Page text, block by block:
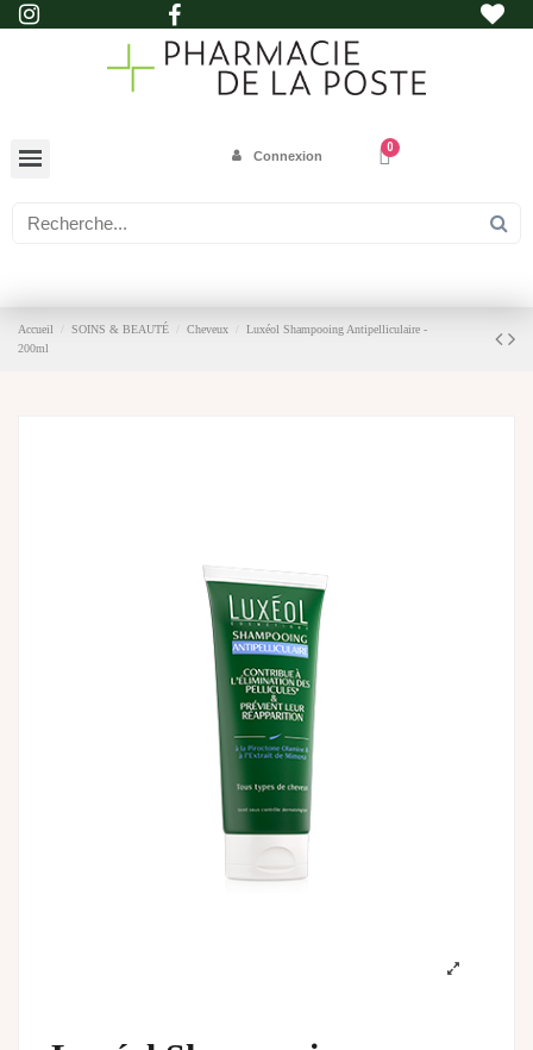
Connexion
Accueil SOINS & BEAUTÉ Cheveux
Luxéol Shampooing Antipelliculaire -
200ml